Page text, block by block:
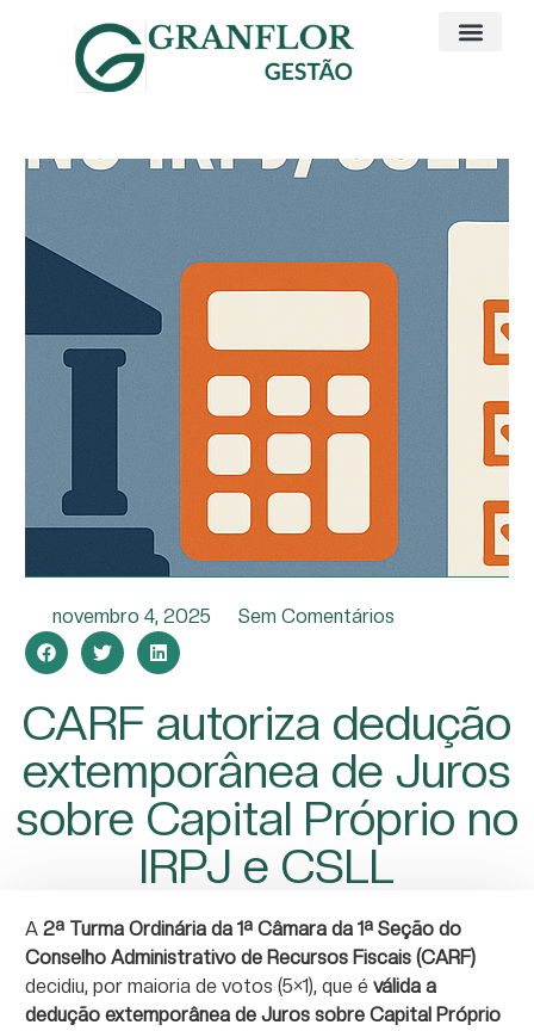
novembro 4, 2025 Sem Comentários
CARF autoriza dedução
extemporânea de Juros
sobre Capital Próprio no
IRPJ e CSLL
A 2ª Turma Ordinária da 1ª Câmara da 1ª Seção do
Conselho Administrativo de Recursos Fiscais (CARF)
decidiu, por maioria de votos (5×1), que é válida a
dedução extemporânea de Juros sobre Capital Próprio